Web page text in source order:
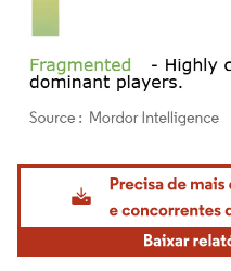
Imagem © Mordor Intelligence. O